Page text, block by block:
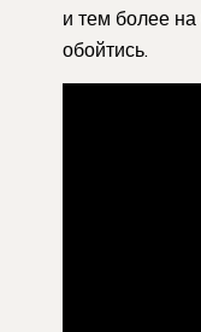
и тем более
обойтись.